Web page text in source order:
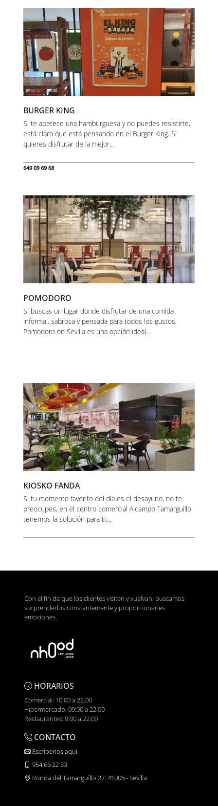
BURGER KING
Si te apetece una hamburguesa y no puedes resistirte,
está claro que está pensando en el Burger King. Si
quieres disfrutar de la mejor...
649 09 69 68
POMODORO
Si buscas un lugar donde disfrutar de una comida
informal, sabrosa y pensada para todos los gustos,
Pomodoro en Sevilla es una opción ideal...
KIOSKO FANDA
Si tu momento favorito del día es el desayuno, no te
preocupes, en el centro comercial Alcampo Tamarguillo
tenemos la solución para ti:...
Con el fin de que los clientes visiten y vuelvan, buscamos
sorprenderlos constantemente y proporcionarles
emociones.
HORARIOS
Comercial: 10:00 a 22.00
Hipermercado: 09:00 a 22:00
Restaurantes: 9:00 a 22:00
CONTACTO
Escríbenos aquí
954 66 22 33
Ronda del Tamarguillo 27. 41006 - Sevilla